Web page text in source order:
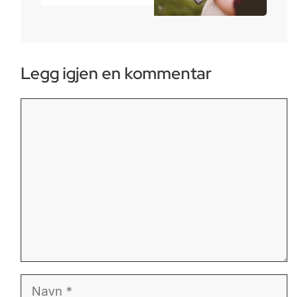
Legg igjen en kommentar
Navn